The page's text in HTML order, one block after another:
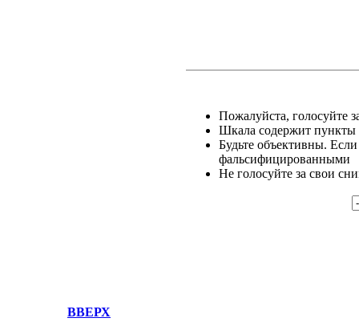
Пожалуйста, голосуйте
Шкала содержит пункты
Будьте объективны.
фальсифицированными
Не голосуйте за свои
ВВЕРХ